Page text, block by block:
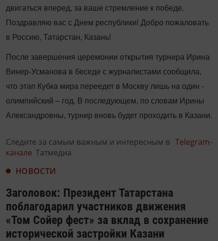
двигаться вперед, за ваше стремление к победе.
Поздравляю вас с Днем республики! Добро пожаловать
в Россию, Татарстан, Казань!
После завершения церемонии открытия турнира Ирина
Винер-Усманова в беседе с журналистами сообщила,
что этап Кубка мира переедет в Москву лишь на один -
олимпийский – год. В последующем, по словам Ирины
Александровны, турнир вновь будет проходить в Казани.
Следите за самым важным и интересным в Telegram-
канале Татмедиа
НОВОСТИ
Заголовок: Президент Татарстана
поблагодарил участников движения
«Том Сойер фест» за вклад в сохранение
исторической застройки Казани